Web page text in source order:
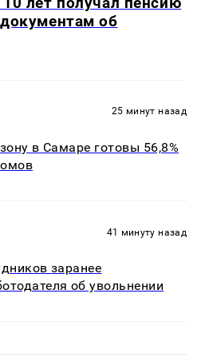
об
25 минут назад
в Самаре готовы 56,8%
41 минуту назад
заранее
об увольнении